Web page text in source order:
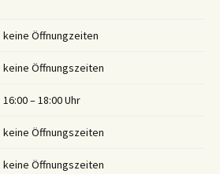
keine Öffnungzeiten
keine Öffnungszeiten
16:00 – 18:00 Uhr
keine Öffnungszeiten
keine Öffnungszeiten